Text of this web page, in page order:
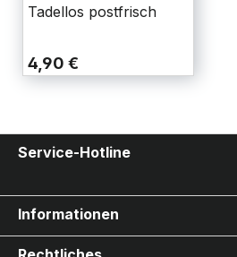
Tadellos postfrisch
4,90 €
Service-Hotline
Informationen